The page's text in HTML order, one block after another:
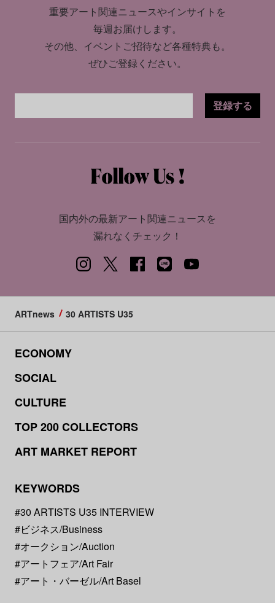
重要アート関連ニュースやインサイトを
毎週お届けします。
その他、イベントご招待など各種特典も。
ぜひご登録ください。
登録する
国内外の最新アート関連ニュースを
漏れなくチェック！
ARTnews 30 ARTISTS U35
ECONOMY
SOCIAL
CULTURE
TOP 200 COLLECTORS
ART MARKET REPORT
KEYWORDS
#30 ARTISTS U35 INTERVIEW
#ビジネス/Business
#オークション/Auction
#アートフェア/Art Fair
#アート・バーゼル/Art Basel